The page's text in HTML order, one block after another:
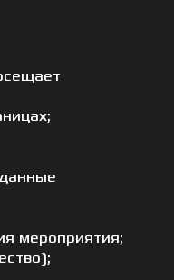
мероприятия;